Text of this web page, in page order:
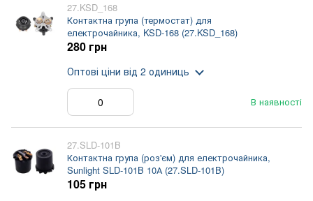
27.KSD_168
Контактна група (термостат) для
електрочайника, KSD-168 (27.KSD_168)
В наявності
280 грн
Оптові ціни від 2 одиниць
27.SLD-101B
Контактна група (роз'єм) для електрочайника,
Sunlight SLD-101B 10А (27.SLD-101B)
105 грн